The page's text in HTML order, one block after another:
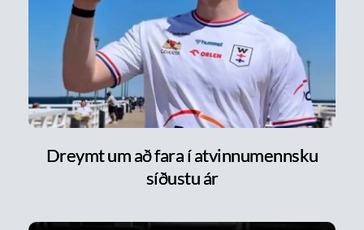
Dreymt um að fara í atvinnumennsku
síðustu ár